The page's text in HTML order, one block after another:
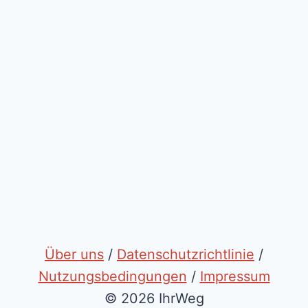
Über uns / Datenschutzrichtlinie /
Nutzungsbedingungen / Impressum
© 2026 IhrWeg